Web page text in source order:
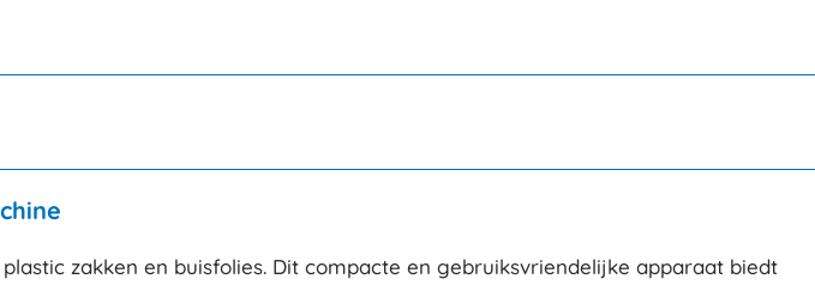
zakken en buisfolies. Dit compacte en gebruiksvriendelijke apparaat biedt